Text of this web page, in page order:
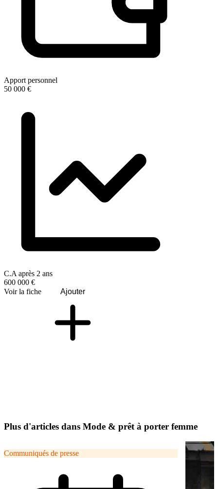
Apport personnel
50 000 €
C.A après 2 ans
600 000 €
Voir la fiche
Ajouter
Plus d'articles dans Mode & prêt à porter femme
Communiqués de presse